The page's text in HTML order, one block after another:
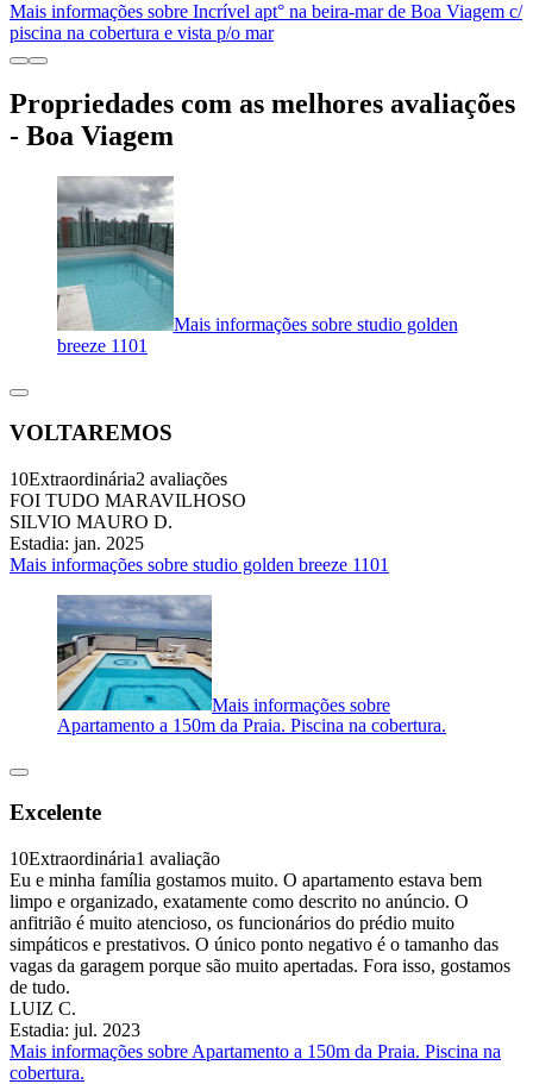
Mais informações sobre Incrível apt° na beira-mar de Boa Viagem c/
piscina na cobertura e vista p/o mar
Propriedades com as melhores avaliações
- Boa Viagem
Mais informações sobre studio golden
breeze 1101
VOLTAREMOS
10Extraordinária2 avaliações
FOI TUDO MARAVILHOSO
SILVIO MAURO D.
Estadia: jan. 2025
Mais informações sobre studio golden breeze 1101
Mais informações sobre
Apartamento a 150m da Praia. Piscina na cobertura.
Excelente
10Extraordinária1 avaliação
Eu e minha família gostamos muito. O apartamento estava bem
limpo e organizado, exatamente como descrito no anúncio. O
anfitrião é muito atencioso, os funcionários do prédio muito
simpáticos e prestativos. O único ponto negativo é o tamanho das
vagas da garagem porque são muito apertadas. Fora isso, gostamos
de tudo.
LUIZ C.
Estadia: jul. 2023
Mais informações sobre Apartamento a 150m da Praia. Piscina na
cobertura.